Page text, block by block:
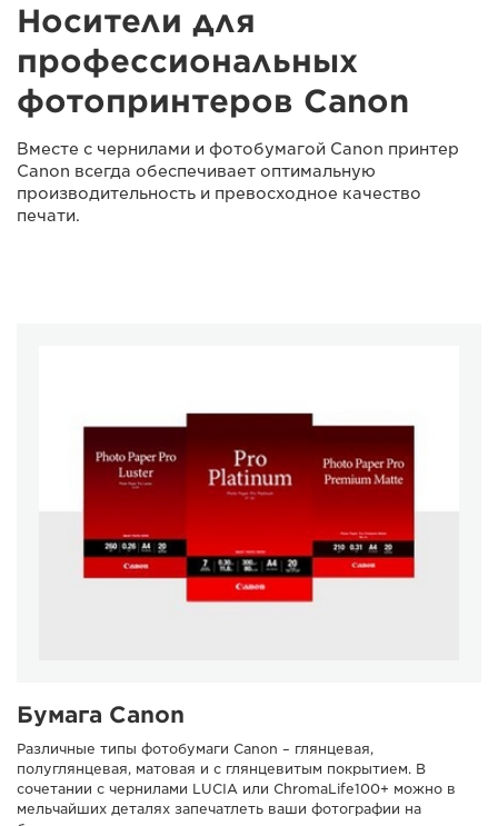
Носители для
профессиональных
фотопринтеров Canon
Вместе с чернилами и фотобумагой Canon принтер
Canon всегда обеспечивает оптимальную
производительность и превосходное качество
печати.
Бумага Canon
Различные типы фотобумаги Canon – глянцевая,
полуглянцевая, матовая и с глянцевитым покрытием. В
сочетании с чернилами LUCIA или ChromaLife100+ можно в
мельчайших деталях запечатлеть ваши фотографии на